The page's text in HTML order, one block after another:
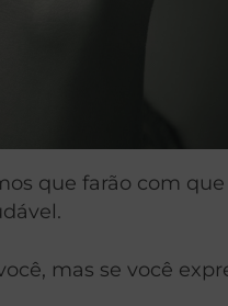
que farão com
mas se você